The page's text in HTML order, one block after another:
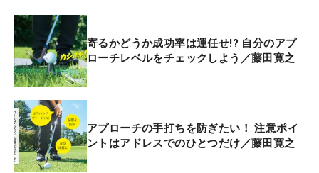
寄るかどうか成功率は運任せ!? 自分のアプ
ローチレベルをチェックしよう／藤田寛之
アプローチの手打ちを防ぎたい！ 注意ポイ
ントはアドレスでのひとつだけ／藤田寛之